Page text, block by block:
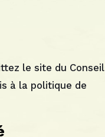
le site du Conseil
à la politique de